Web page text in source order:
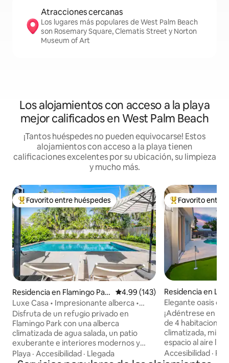
Atracciones cercanas
Los lugares más populares de West Palm Beach
son Rosemary Square, Clematis Street y Norton
Museum of Art
Los alojamientos con acceso a la playa
mejor calificados en West Palm Beach
¡Tantos huéspedes no pueden equivocarse! Estos
alojamientos con acceso a la playa tienen
calificaciones excelentes por su ubicación, su limpieza
y mucho más.
De los mejores en Favorito entre huéspedes
Favorito entre huéspedes
Residencia en Flamingo Par
k
Calificación promedio: 4.99 de
4.99 (143)
Luxe Casa • Impresionante alberca •
Cerca de la playa y del centro
Disfruta de un refugio privado en
Flamingo Park con una alberca
climatizada de agua salada, un patio
exuberante e interiores modernos y
luminosos. Esta casa histórica renovada
Playa · Accesibilidad · Llegada
De los mejores
Favorito entre
Residencia en
Elegante oasis
la playa | Minigolf
¡Adéntrese en
de 4 habitaciones
climatizada,
espacio al aire libre! Ubicado en un
tranquilo, cerca
Accesibilidad ·